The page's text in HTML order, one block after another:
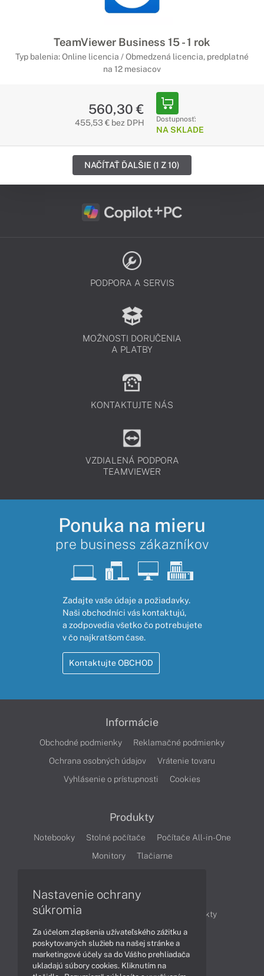
TeamViewer Business 15 - 1 rok
Typ balenia: Online licencia / Obmedzená licencia, predplatné
na 12 mesiacov
560,30 €
455,53 € bez DPH Dostupnosť:
NA SKLADE
NAČÍTAŤ ĎALŠIE (1 Z 10)
PODPORA A SERVIS
MOŽNOSTI DORUČENIA
A PLATBY
KONTAKTUJTE NÁS
VZDIALENÁ PODPORA
TEAMVIEWER
Ponuka na mieru
pre business zákazníkov
Zadajte vaše údaje a požiadavky.
Naši obchodníci vás kontaktujú,
a zodpovedia všetko čo potrebujete
v čo najkratšom čase.
Kontaktujte OBCHOD
Informácie
Obchodné podmienky
Reklamačné podmienky
Ochrana osobných údajov
Vrátenie tovaru
Vyhlásenie o prístupnosti
Cookies
Produkty
Notebooky Stolné počítače
Počítače All-in-One
Monitory
Tlačiarne
Články
Obchodné informácie
Produkty
Technológie
Videá
Obsah
Nastavenie ochrany
súkromia
Za účelom zlepšenia užívateľského zážitku a
poskytovaných služieb na našej stránke a
marketingové účely sa do Vášho prehliadača
ukladajú súbory cookies. Kliknutím na